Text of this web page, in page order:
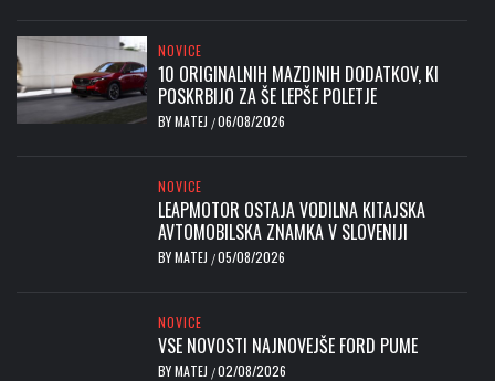
NOVICE
10 ORIGINALNIH MAZDINIH DODATKOV, KI
POSKRBIJO ZA ŠE LEPŠE POLETJE
BYMATEJ /06/08/2026
NOVICE
LEAPMOTOR OSTAJA VODILNA KITAJSKA
AVTOMOBILSKA ZNAMKA V SLOVENIJI
BYMATEJ /05/08/2026
NOVICE
VSE NOVOSTI NAJNOVEJŠE FORD PUME
BYMATEJ /02/08/2026